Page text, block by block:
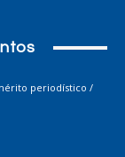
periodístico /